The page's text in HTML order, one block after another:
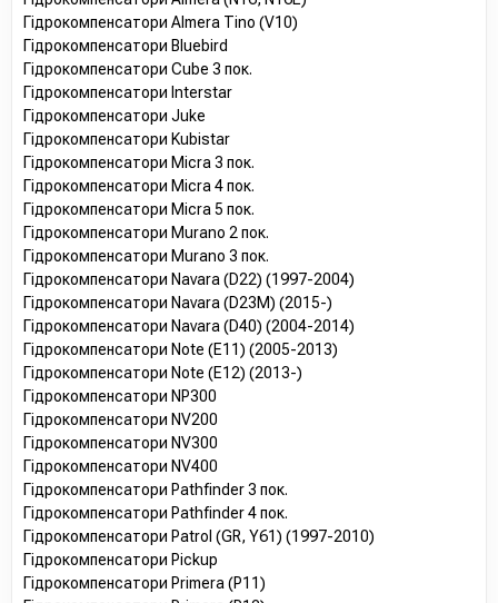
Гідрокомпенсатори Almera Tino (V10)
Гідрокомпенсатори Bluebird
Гідрокомпенсатори Cube 3 пок.
Гідрокомпенсатори Interstar
Гідрокомпенсатори Juke
Гідрокомпенсатори Kubistar
Гідрокомпенсатори Micra 3 пок.
Гідрокомпенсатори Micra 4 пок.
Гідрокомпенсатори Micra 5 пок.
Гідрокомпенсатори Murano 2 пок.
Гідрокомпенсатори Murano 3 пок.
Гідрокомпенсатори Navara (D22) (1997-2004)
Гідрокомпенсатори Navara (D23M) (2015-)
Гідрокомпенсатори Navara (D40) (2004-2014)
Гідрокомпенсатори Note (E11) (2005-2013)
Гідрокомпенсатори Note (E12) (2013-)
Гідрокомпенсатори NP300
Гідрокомпенсатори NV200
Гідрокомпенсатори NV300
Гідрокомпенсатори NV400
Гідрокомпенсатори Pathfinder 3 пок.
Гідрокомпенсатори Pathfinder 4 пок.
Гідрокомпенсатори Patrol (GR, Y61) (1997-2010)
Гідрокомпенсатори Pickup
Гідрокомпенсатори Primera (P11)